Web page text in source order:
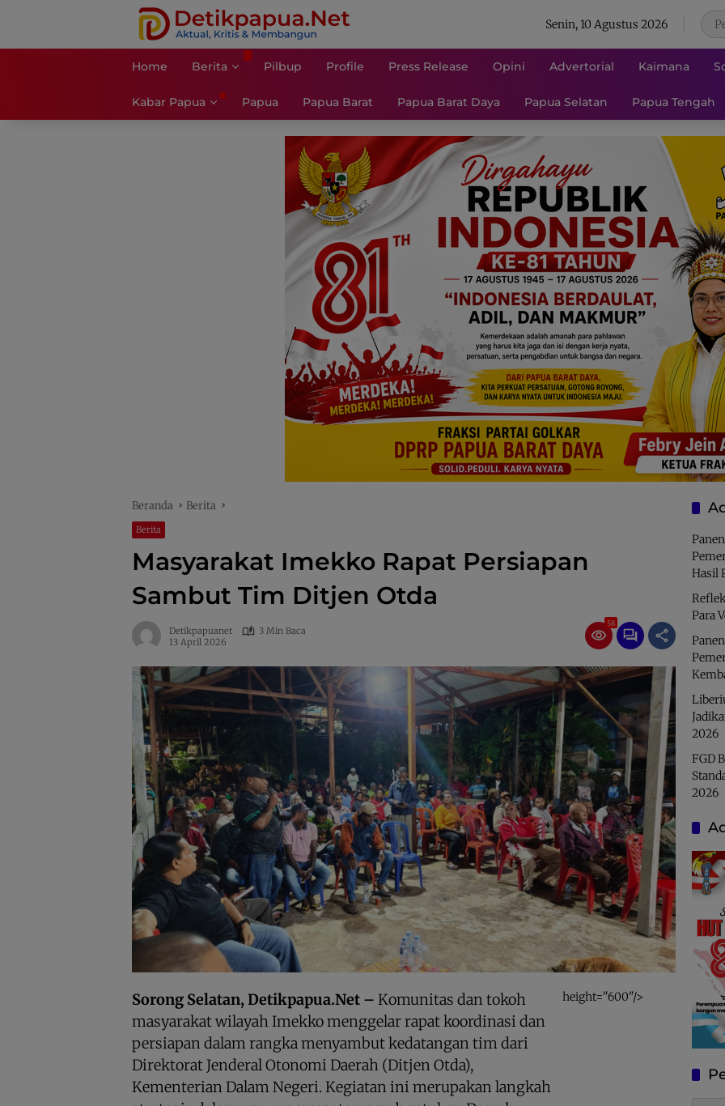
Senin, 10 Agustus 2026
Home Berita Pilbup Profile Press Release Opini Advertorial Kaimana
Kabar Papua Papua Papua Barat Papua Barat Daya Papua Selatan Papua Tengah
Beranda Berita
Berita
Masyarakat Imekko Rapat Persiapan
Sambut Tim Ditjen Otda
Detikpapuanet
3 Min Baca
13 April 2026
58
Sorong Selatan, Detikpapua.Net – Komunitas dan tokoh
masyarakat wilayah Imekko menggelar rapat koordinasi dan
persiapan dalam rangka menyambut kedatangan tim dari
Direktorat Jenderal Otonomi Daerah (Ditjen Otda),
Kementerian Dalam Negeri. Kegiatan ini merupakan langkah
height="600"/>
Hasil
Para
2026
FGD
2026